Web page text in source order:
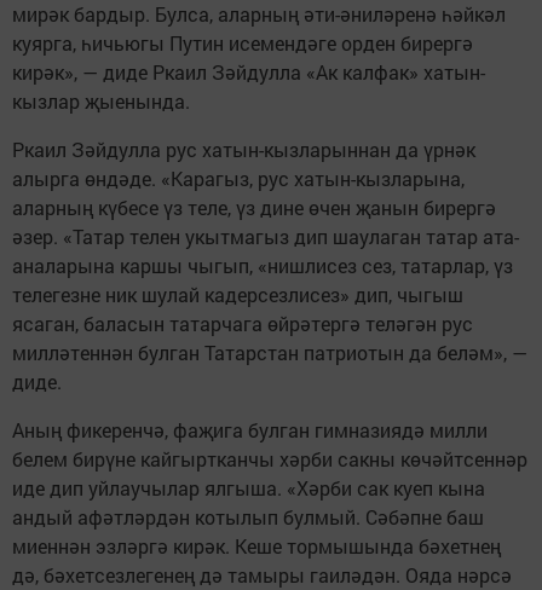
мирәк бардыр. Булса, аларның әти-әниләренә һәйкәл
куярга, һичьюгы Путин исемендәге орден бирергә
кирәк», — диде Ркаил Зәйдулла «Ак калфак» хатын-
кызлар җыенында.
Ркаил Зәйдулла рус хатын-кызларыннан да үрнәк
алырга өндәде. «Карагыз, рус хатын-кызларына,
аларның күбесе үз теле, үз дине өчен җанын бирергә
әзер. «Татар телен укытмагыз дип шаулаган татар ата-
аналарына каршы чыгып, «нишлисез сез, татарлар, үз
телегезне ник шулай кадерсезлисез» дип, чыгыш
ясаган, баласын татарчага өйрәтергә теләгән рус
милләтеннән булган Татарстан патриотын да беләм», —
диде.
Аның фикеренчә, фаҗига булган гимназиядә милли
белем бирүне кайгыртканчы хәрби сакны көчәйтсеннәр
иде дип уйлаучылар ялгыша. «Хәрби сак куеп кына
андый афәтләрдән котылып булмый. Сәбәпне баш
миеннән эзләргә кирәк. Кеше тормышында бәхетнең
дә, бәхетсезлегенең дә тамыры гаиләдән. Ояда нәрсә